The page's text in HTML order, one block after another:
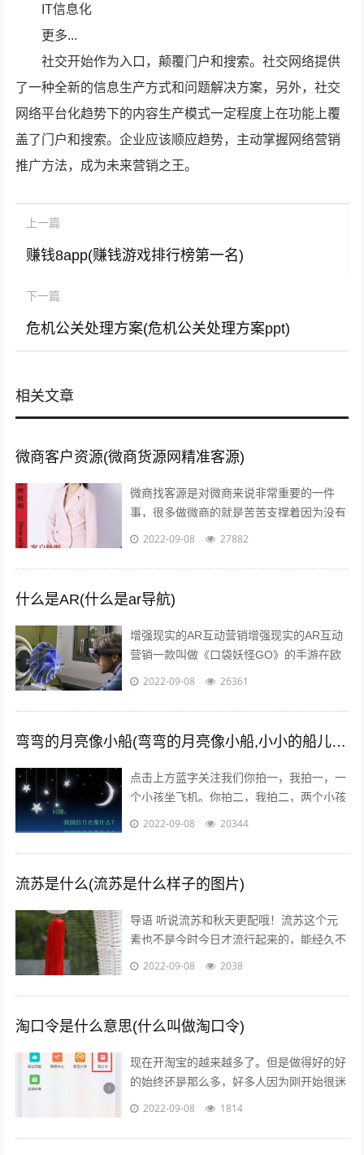
IT信息化
更多...
社交开始作为入口，颠覆门户和搜索。社交网络提供
了一种全新的信息生产方式和问题解决方案，另外，社交
网络平台化趋势下的内容生产模式一定程度上在功能上覆
盖了门户和搜索。企业应该顺应趋势，主动掌握网络营销
推广方法，成为未来营销之王。
上一篇
赚钱8app(赚钱游戏排行榜第一名)
下一篇
危机公关处理方案(危机公关处理方案ppt)
相关文章
微商客户资源(微商货源网精准客源)
微商找客源是对微商来说非常重要的一件
事，很多做微商的就是苦苦支撑着因为没有
客源，微商如何找客源一直是一个不衰的话
定...
2022-09-08 27882
什么是AR(什么是ar导航)
增强现实的AR互动营销增强现实的AR互动
营销一款叫做《口袋妖怪GO》的手游在欧
美火了，在还未上线的中国，
经...
2022-09-08 26361
弯弯的月亮像小船(弯弯的月亮像小船,小小的船儿两头尖)
点击上方蓝字关注我们你拍一，我拍一，一
个小孩坐飞机。你拍二，我拍二，两个小孩
丢手绢。你拍三，我拍三，三个小孩来搬
你...
2022-09-08 20344
流苏是什么(流苏是什么样子的图片)
导语 听说流苏和秋天更配哦！流苏这个元
素也不是今时今日才流行起来的，能经久不
衰是因为它真的美呆了~踏进9月，秋高气
2022-09-08 2038
淘口令是什么意思(什么叫做淘口令)
现在开淘宝的越来越多了。但是做得好的好
的始终还是那么多，好多人因为刚开始很迷
茫，不知道怎么做，或者做到一半发现没有
2022-09-08 1814